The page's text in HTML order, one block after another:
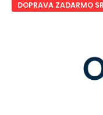
DOPRAVA ZADARMO SR